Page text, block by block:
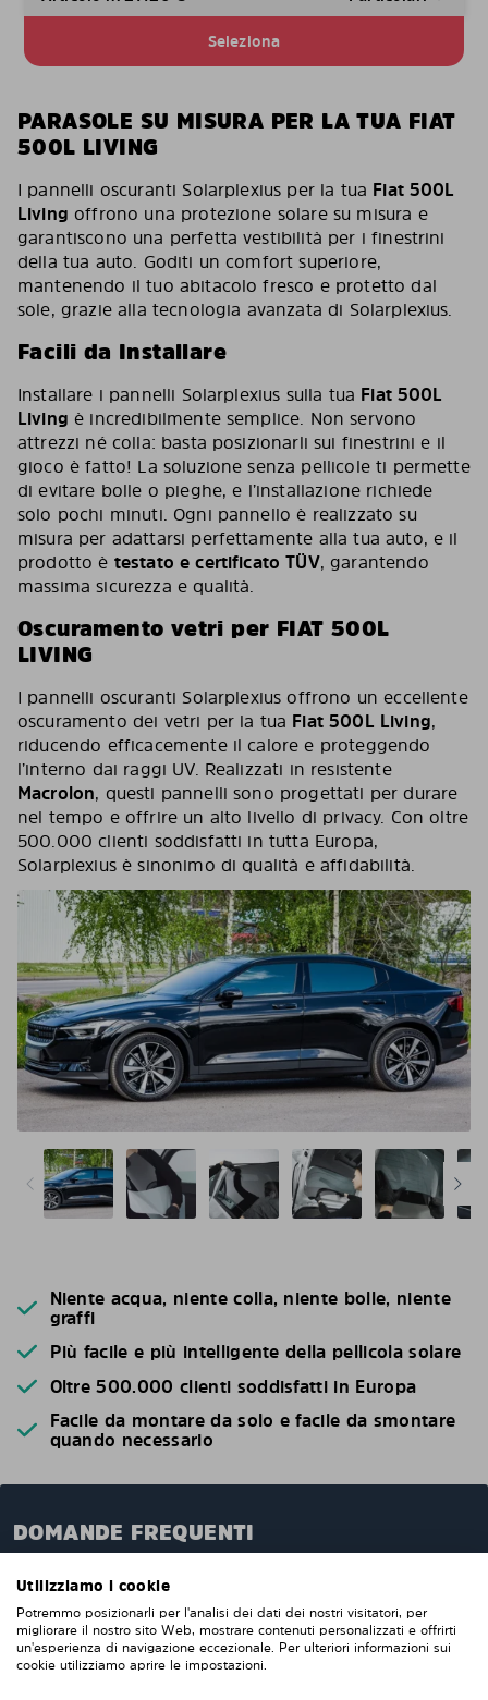
Seleziona
PARASOLE SU MISURA PER LA TUA FIAT
500L LIVING
I pannelli oscuranti Solarplexius per la tua Fiat 500L
Living offrono una protezione solare su misura e
garantiscono una perfetta vestibilità per i finestrini
della tua auto. Goditi un comfort superiore,
mantenendo il tuo abitacolo fresco e protetto dal
sole, grazie alla tecnologia avanzata di Solarplexius.
Facili da Installare
Installare i pannelli Solarplexius sulla tua Fiat 500L
Living è incredibilmente semplice. Non servono
attrezzi né colla: basta posizionarli sui finestrini e il
gioco è fatto! La soluzione senza pellicole ti permette
di evitare bolle o pieghe, e l’installazione richiede
solo pochi minuti. Ogni pannello è realizzato su
misura per adattarsi perfettamente alla tua auto, e il
prodotto è testato e certificato TÜV, garantendo
massima sicurezza e qualità.
Oscuramento vetri per FIAT 500L
LIVING
I pannelli oscuranti Solarplexius offrono un eccellente
oscuramento dei vetri per la tua Fiat 500L Living,
riducendo efficacemente il calore e proteggendo
l’interno dai raggi UV. Realizzati in resistente
Macrolon, questi pannelli sono progettati per durare
nel tempo e offrire un alto livello di privacy. Con oltre
500.000 clienti soddisfatti in tutta Europa,
Solarplexius è sinonimo di qualità e affidabilità.
Niente acqua, niente colla, niente bolle, niente
graffi
Più facile e più intelligente della pellicola solare
Oltre 500.000 clienti soddisfatti in Europa
Facile da montare da solo e facile da smontare
quando necessario
DOMANDE FREQUENTI
Quando ordini da noi i pannelli oscuranti pretagliati,
questi verranno prodotti appositamente per te e su
misura per i vetri della tua auto. Non devi tagliare o
rifinire nulla da solo. I nostri pannelli parasole
vengono consegnati pretagliati con una vestibilità
Utilizziamo i cookie
Potremmo posizionarli per l'analisi dei dati dei nostri visitatori, per
migliorare il nostro sito Web, mostrare contenuti personalizzati e offrirti
un'esperienza di navigazione eccezionale. Per ulteriori informazioni sui
cookie utilizziamo aprire le impostazioni.